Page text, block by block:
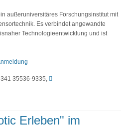
außeruniversitäres Forschungsinstitut mit
Es verbindet angewandte
Technologieentwicklung und ist
35536-9335,
Erleben" im